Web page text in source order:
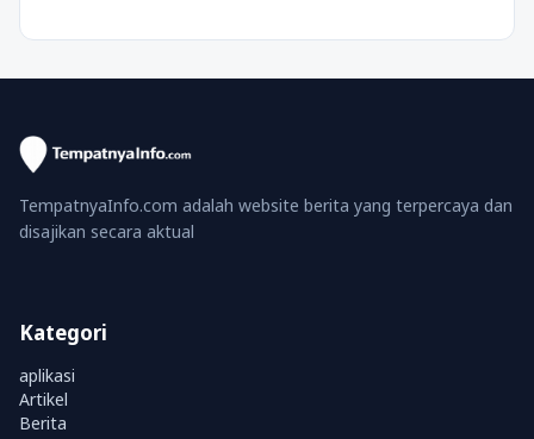
TempatnyaInfo.com adalah website berita yang terpercaya dan
disajikan secara aktual
Kategori
aplikasi
Artikel
Berita